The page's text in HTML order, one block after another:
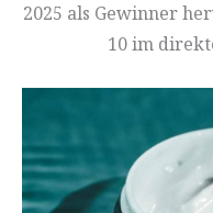
2025 als Gewinner
10 im